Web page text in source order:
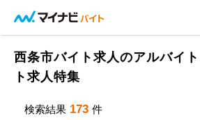
西条市バイト求人のアルバイ
ト求人特集
検索結果 173 件